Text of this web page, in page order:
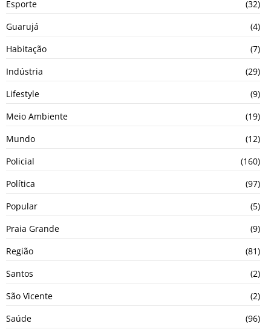
Esporte
(32)
Guarujá
(4)
Habitação
(7)
Indústria
(29)
Lifestyle
(9)
Meio Ambiente
(19)
Mundo
(12)
Policial
(160)
Política
(97)
Popular
(5)
Praia Grande
(9)
Região
(81)
Santos
(2)
São Vicente
(2)
Saúde
(96)